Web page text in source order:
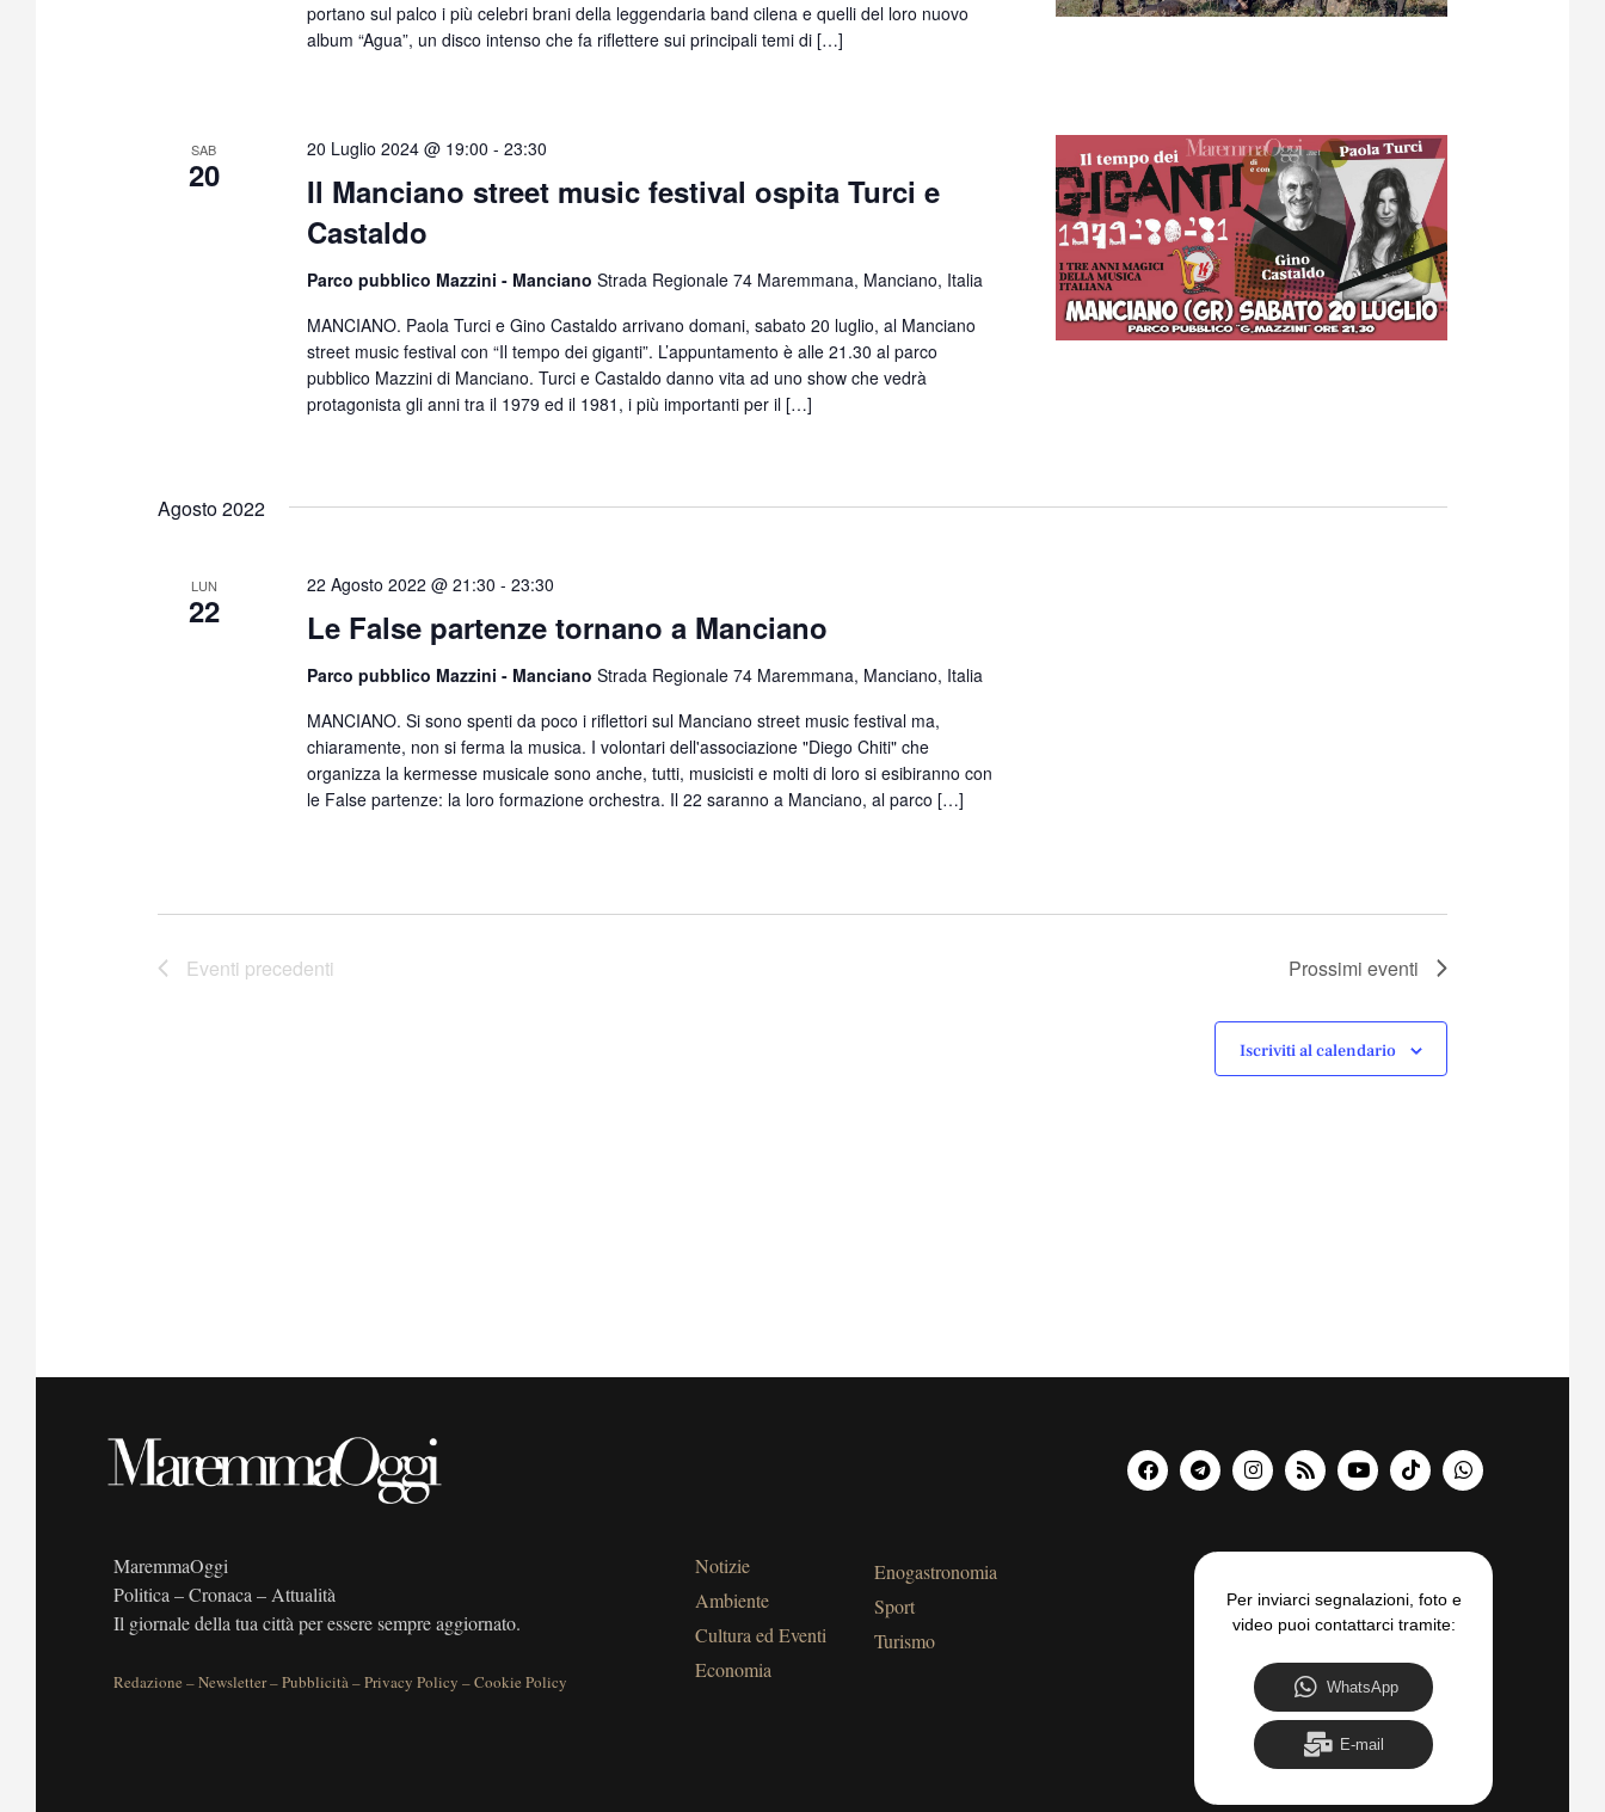
d
a
portano sul palco i più celebri brani della leggendaria band cilena e quelli del loro nuovo
album “Agua”, un disco intenso che fa riflettere sui principali temi di […]
SAB
20
Il Manciano street music festival ospita Turci e
Castaldo
20 Luglio 2024 @ 19:00 -23:30
Parco pubblico Mazzini - MancianoStrada Regionale 74 Maremmana, Manciano, Italia
MANCIANO. Paola Turci e Gino Castaldo arrivano domani, sabato 20 luglio, al Manciano
street music festival con “Il tempo dei giganti”. L’appuntamento è alle 21.30 al parco
pubblico Mazzini di Manciano. Turci e Castaldo danno vita ad uno show che vedrà
protagonista gli anni tra il 1979 ed il 1981, i più importanti per il […]
Agosto 2022
LUN
22 Le False partenze tornano a Manciano
22 Agosto 2022 @ 21:30 -23:30
Parco pubblico Mazzini - MancianoStrada Regionale 74 Maremmana, Manciano, Italia
MANCIANO. Si sono spenti da poco i riflettori sul Manciano street music festival ma,
chiaramente, non si ferma la musica. I volontari dell'associazione "Diego Chiti" che
organizza la kermesse musicale sono anche, tutti, musicisti e molti di loro si esibiranno con
le False partenze: la loro formazione orchestra. Il 22 saranno a Manciano, al parco […]
Eventi precedenti Prossimi eventi
Iscriviti al calendario
MaremmaOggi
Politica – Cronaca – Attualità
Il giornale della tua città per essere sempre aggiornato.
Redazione –Newsletter–Pubblicità–Privacy Policy –Cookie Policy
Notizie
Ambiente
Cultura ed Eventi
Economia
Enogastronomia
Sport
Turismo
Per inviarci segnalazioni, foto e
video puoi contattarci tramite:
WhatsApp
E-mail